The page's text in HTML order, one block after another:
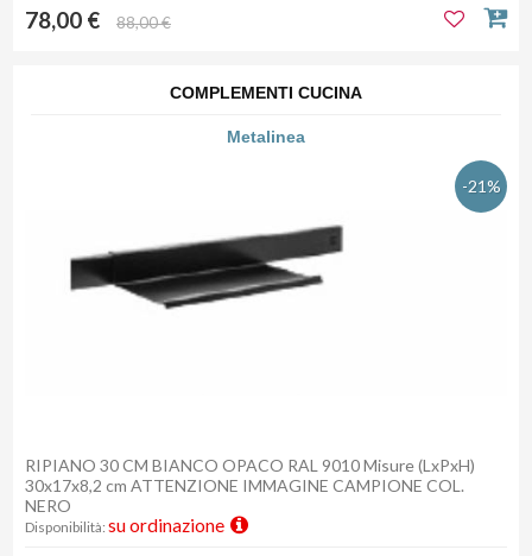
78,00 € 88,00 €
COMPLEMENTI CUCINA
Metalinea
-21%
RIPIANO 30 CM BIANCO OPACO RAL 9010 Misure (LxPxH)
30x17x8,2 cm ATTENZIONE IMMAGINE CAMPIONE COL.
NERO
Disponibilità: su ordinazione